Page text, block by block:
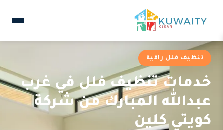
تنظيف فلل راقية
خدمات تنظيف فلل في غرب
عبدالله المبارك من شركة
كويتي كلين